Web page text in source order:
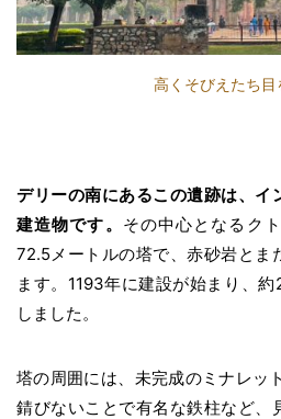
高くそびえたち目
デリーの南にあるこの遺跡は、イ
建造物です。 その中心となるク
72.5メートルの塔で、赤砂岩とま
ます。1193年に建設が始まり、
しました。
塔の周囲には、未完成のミナレッ
錆びないことで有名な鉄柱など、